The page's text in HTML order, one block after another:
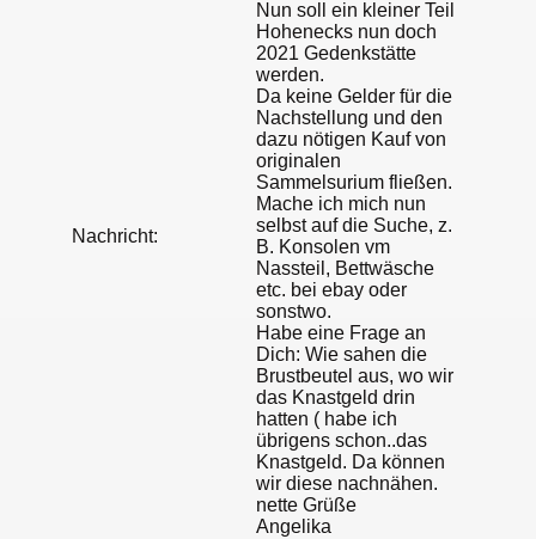
Nachricht:
Nun soll ein kleiner Teil
Hohenecks nun doch
2021 Gedenkstätte
werden.
Da keine Gelder für die
Nachstellung und den
dazu nötigen Kauf von
originalen
Sammelsurium fließen.
Mache ich mich nun
selbst auf die Suche, z.
B. Konsolen vm
Nassteil, Bettwäsche
etc. bei ebay oder
sonstwo.
Habe eine Frage an
Dich: Wie sahen die
Brustbeutel aus, wo wir
das Knastgeld drin
hatten ( habe ich
übrigens schon..das
Knastgeld. Da können
wir diese nachnähen.
nette Grüße
Angelika